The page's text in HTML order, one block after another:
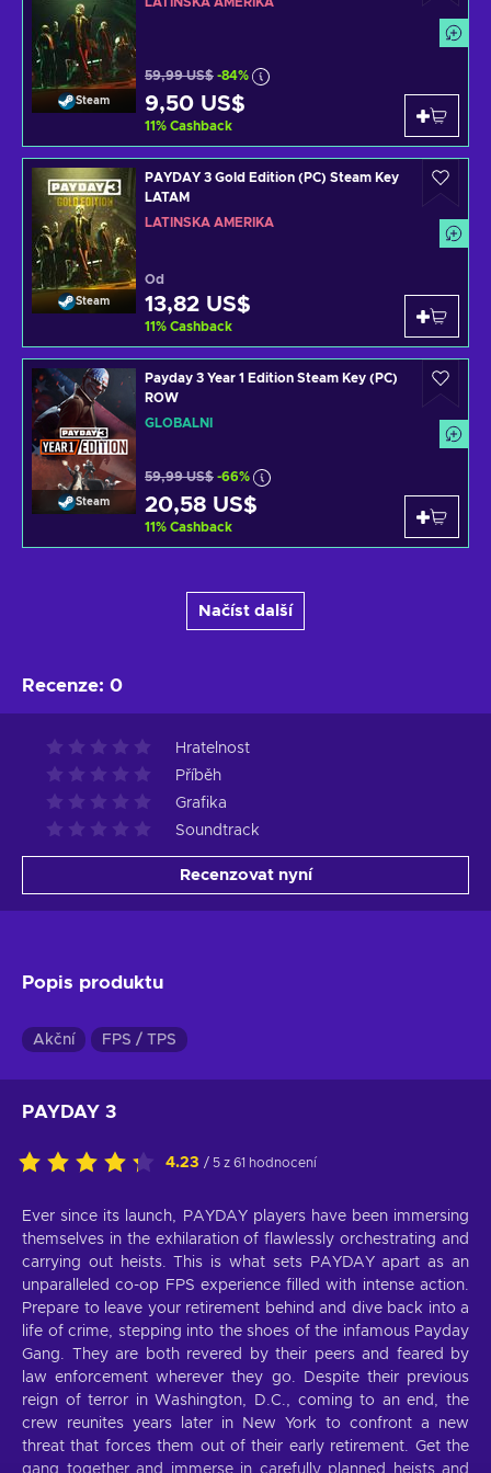
Steam
59,99 US$ -84%
9,50 US$
11% Cashback
Steam
PAYDAY 3 Gold Edition (PC) Steam Key
LATAM
LATINSKÁ AMERIKA
Od
13,82 US$
11% Cashback
Steam
Payday 3 Year 1 Edition Steam Key (PC)
ROW
GLOBÁLNÍ
59,99 US$ -66%
20,58 US$
11% Cashback
Načíst další
Recenze: 0
Hratelnost
Příběh
Grafika
Soundtrack
Recenzovat nyní
Popis produktu
Akční FPS / TPS
PAYDAY 3
4.23 / 5 z 61 hodnocení
Ever since its launch, PAYDAY players have been immersing
themselves in the exhilaration of flawlessly orchestrating and
carrying out heists. This is what sets PAYDAY apart as an
unparalleled co-op FPS experience filled with intense action.
Prepare to leave your retirement behind and dive back into a
life of crime, stepping into the shoes of the infamous Payday
Gang. They are both revered by their peers and feared by
law enforcement wherever they go. Despite their previous
reign of terror in Washington, D.C., coming to an end, the
crew reunites years later in New York to confront a new
threat that forces them out of their early retirement. Get the
gang together and immerse in carefully planned heists and